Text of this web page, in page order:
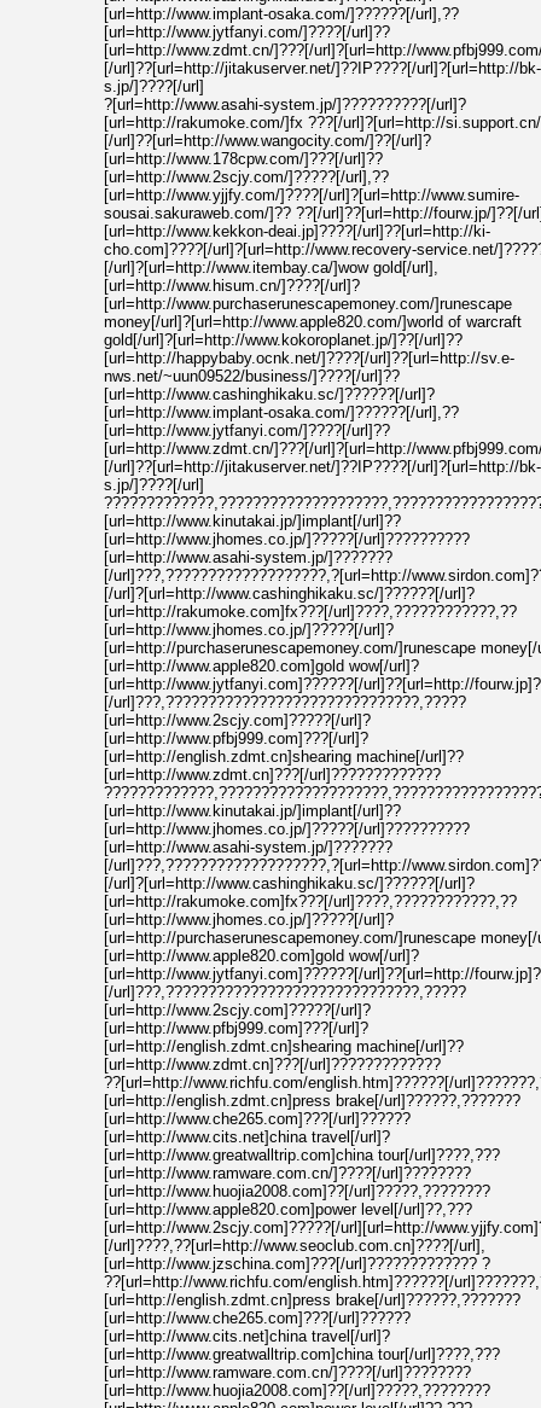
[url=http://www.implant-osaka.com/]??????[/url],??
[url=http://www.jytfanyi.com/]????[/url]??
[url=http://www.zdmt.cn/]???[/url]?[url=http://
[/url]??[url=http://jitakuserver.net/]??IP????[/url]?[url=http://
s.jp/]????[/url]
?[url=http://www.asahi-system.jp/]??????????[/url]?
[url=http://rakumoke.com/]fx ???[/url]?[url=http://
[/url]??[url=http://www.wangocity.com/]??[/url]?
[url=http://www.178cpw.com/]???[/url]??
[url=http://www.2scjy.com/]?????[/url],??
[url=http://www.yjjfy.com/]????[/url]?[url=http://www.sumire-
sousai.sakuraweb.com/]?? ??[/url]??[url=http://fourw.jp/]??[/
[url=http://www.kekkon-deai.jp]????[/url]??[url=http://ki-
cho.com]????[/url]?[url=http://www.recovery-service.net/
[/url]?[url=http://www.itembay.ca/]wow gold[/url],
[url=http://www.hisum.cn/]????[/url]?
[url=http://www.purchaserunescapemoney.com/]runescape
money[/url]?[url=http://www.apple820.com/]world of warcraft
gold[/url]?[url=http://www.kokoroplanet.jp/]??[/url]??
[url=http://happybaby.ocnk.net/]????[/url]??[url=http://sv.e-
nws.net/~uun09522/business/]????[/url]??
[url=http://www.cashinghikaku.sc/]??????[/url]?
[url=http://www.implant-osaka.com/]??????[/url],??
[url=http://www.jytfanyi.com/]????[/url]??
[url=http://www.zdmt.cn/]???[/url]?[url=http://
[/url]??[url=http://jitakuserver.net/]??IP????[/url]?[url=http://
s.jp/]????[/url]
[url=http://www.kinutakai.jp/]implant[/url]??
[url=http://www.jhomes.co.jp/]?????[/url]??????????
[url=http://www.asahi-system.jp/]???????
[/url]???,???????????????????,?[url=http://
[/url]?[url=http://www.cashinghikaku.sc/]??????[/url]?
[url=http://rakumoke.com]fx???[/url]????,????????????,??
[url=http://www.jhomes.co.jp/]?????[/url]?
[url=http://purchaserunescapemoney.com/]runescape money[/
[url=http://www.apple820.com]gold wow[/url]?
[url=http://www.jytfanyi.com]??????[/url]??[url=http://
[/url]???,??????????????????????????????,?????
[url=http://www.2scjy.com]?????[/url]?
[url=http://www.pfbj999.com]???[/url]?
[url=http://english.zdmt.cn]shearing machine[/url]??
[url=http://www.zdmt.cn]???[/url]?????????????
[url=http://www.kinutakai.jp/]implant[/url]??
[url=http://www.jhomes.co.jp/]?????[/url]??????????
[url=http://www.asahi-system.jp/]???????
[/url]???,???????????????????,?[url=http://
[/url]?[url=http://www.cashinghikaku.sc/]??????[/url]?
[url=http://rakumoke.com]fx???[/url]????,????????????,??
[url=http://www.jhomes.co.jp/]?????[/url]?
[url=http://purchaserunescapemoney.com/]runescape money[/
[url=http://www.apple820.com]gold wow[/url]?
[url=http://www.jytfanyi.com]??????[/url]??[url=http://
[/url]???,??????????????????????????????,?????
[url=http://www.2scjy.com]?????[/url]?
[url=http://www.pfbj999.com]???[/url]?
[url=http://english.zdmt.cn]shearing machine[/url]??
[url=http://www.zdmt.cn]???[/url]?????????????
??[url=http://www.richfu.com/english.htm]??????[/
[url=http://english.zdmt.cn]press brake[/url]??????,???????
[url=http://www.che265.com]???[/url]??????
[url=http://www.cits.net]china travel[/url]?
[url=http://www.greatwalltrip.com]china tour[/url]????,???
[url=http://www.ramware.com.cn/]????[/url]????????
[url=http://www.huojia2008.com]??[/url]?????,????????
[url=http://www.apple820.com]power level[/url]??,???
[url=http://www.2scjy.com]?????[/url][url=http://
[/url]????,??[url=http://www.seoclub.com.cn]????[/url],
[url=http://www.jzschina.com]???[/url]????????????? ?
??[url=http://www.richfu.com/english.htm]??????[/
[url=http://english.zdmt.cn]press brake[/url]??????,???????
[url=http://www.che265.com]???[/url]??????
[url=http://www.cits.net]china travel[/url]?
[url=http://www.greatwalltrip.com]china tour[/url]????,???
[url=http://www.ramware.com.cn/]????[/url]????????
[url=http://www.huojia2008.com]??[/url]?????,????????